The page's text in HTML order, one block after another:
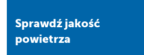
Sprawdź jakość
powietrza